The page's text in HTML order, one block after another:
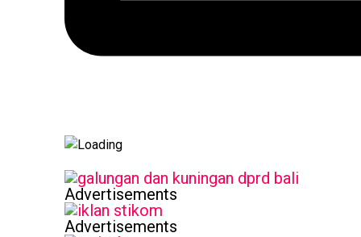
Advertisements
Advertisements